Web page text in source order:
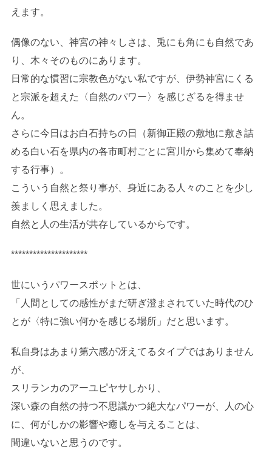
えます。
偶像のない、神宮の神々しさは、兎にも角にも自然であ
り、木々そのものにあります。
日常的な慣習に宗教色がない私ですが、伊勢神宮にくる
と宗派を超えた〈自然のパワー〉を感じざるを得ませ
ん。
さらに今日はお白石持ちの日（新御正殿の敷地に敷き詰
める白い石を県内の各市町村ごとに宮川から集めて奉納
する行事）。
こういう自然と祭り事が、身近にある人々のことを少し
羨ましく思えました。
自然と人の生活が共存しているからです。
*********************
世にいうパワースポットとは、
「人間としての感性がまだ研ぎ澄まされていた時代のひ
とが〈特に強い何かを感じる場所」だと思います。
私自身はあまり第六感が冴えてるタイプではありません
が、
スリランカのアーユピヤサしかり、
深い森の自然の持つ不思議かつ絶大なパワーが、人の心
に、何がしかの影響や癒しを与えることは、
間違いないと思うのです。